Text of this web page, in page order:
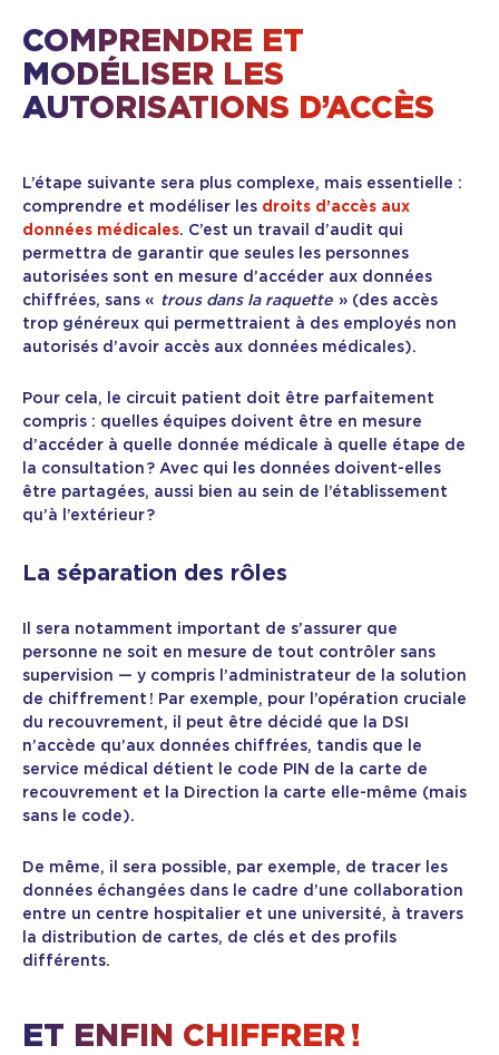
COMPRENDRE ET
MODÉLISER LES
AUTORISATIONS D’ACCÈS
L’étape suivante sera plus complexe, mais essentielle :
comprendre et modéliser les droits d’accès aux
données médicales. C’est un travail d’audit qui
permettra de garantir que seules les personnes
autorisées sont en mesure d’accéder aux données
chiffrées, sans « trous dans la raquette» (des accès
trop généreux qui permettraient à des employés non
autorisés d’avoir accès aux données médicales).
Pour cela, le circuit patient doit être parfaitement
compris : quelles équipes doivent être en mesure
d’accéder à quelle donnée médicale à quelle étape de
la consultation ? Avec qui les données doivent-elles
être partagées, aussi bien au sein de l’établissement
qu’à l’extérieur ?
La séparation des rôles
Il sera notamment important de s’assurer que
personne ne soit en mesure de tout contrôler sans
supervision — y compris l’administrateur de la solution
de chiffrement ! Par exemple, pour l’opération cruciale
du recouvrement, il peut être décidé que la DSI
n’accède qu’aux données chiffrées, tandis que le
service médical détient le code PIN de la carte de
recouvrement et la Direction la carte elle-même (mais
sans le code).
De même, il sera possible, par exemple, de tracer les
données échangées dans le cadre d’une collaboration
entre un centre hospitalier et une université, à travers
la distribution de cartes, de clés et des profils
différents.
ET ENFIN CHIFFRER !